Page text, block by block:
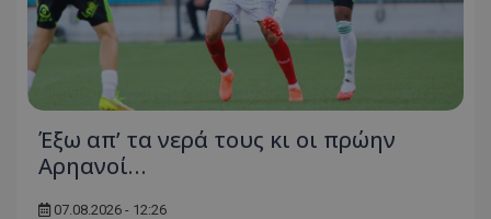
Έξω απ’ τα νερά τους κι οι πρώην
Αρηανοί…
07.08.2026 - 12:26